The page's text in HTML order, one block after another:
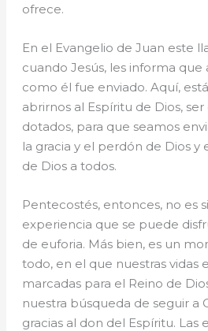
ofrece.
En el Evangelio de Juan este
cuando Jesús, les informa que
como él fue enviado. Aquí,
abrirnos al Espíritu de Dios,
dotados, para que seamos
la gracia y el perdón de Dios
de Dios a todos.
Pentecostés, entonces, no es
experiencia que se puede
de euforia. Más bien, es un
todo, en el que nuestras vidas
marcadas para el Reino de
nuestra búsqueda de seguir a
gracias al don del Espíritu. Las